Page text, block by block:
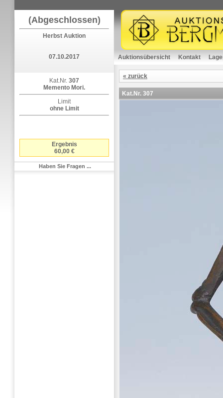
(Abgeschlossen)
Herbst Auktion
07.10.2017
Kat.Nr. 307
Memento Mori.
Limit
ohne Limit
Ergebnis
60,00 €
Haben Sie Fragen ...
Auktionsübersicht Kontakt
« zurück
Kat.Nr. 307